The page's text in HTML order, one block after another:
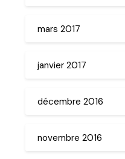
mars 2017
janvier 2017
décembre 2016
novembre 2016